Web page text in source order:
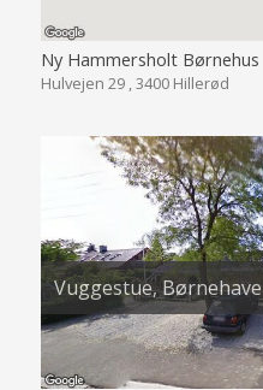
Ny Hammersholt Børnehus
Hulvejen 29 , 3400 Hillerød
Vuggestue, Børnehave